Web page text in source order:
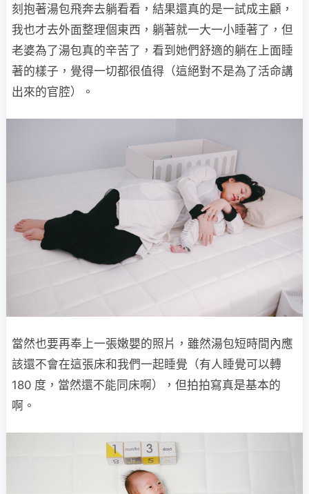
刻抱著湯包飛奔去躺看看，結果還真的是一試成主顧，
我也才去外面整理個東西，躺著就一大一小睡著了，但
老婆為了湯包真的辛苦了，看到她們舒適的躺在上面睡
著的樣子，覺得一切都很值得（這絕對不是為了活命講
出來的官腔）。
當然也要再奉上一張嫩嬰的照片，雖然湯包短時間內應
該還不會在這張床和我們一起睡覺（有人睡覺可以轉
180 度，當然還不能同床啊），但拍拍寫真是基本的
啊。